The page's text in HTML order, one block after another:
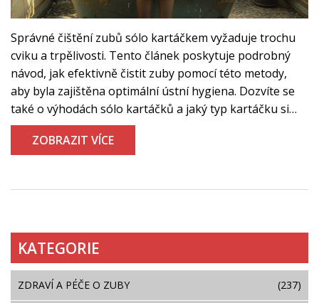
Správné čištění zubů sólo kartáčkem vyžaduje trochu
cviku a trpělivosti. Tento článek poskytuje podrobný
návod, jak efektivně čistit zuby pomocí této metody,
aby byla zajištěna optimální ústní hygiena. Dozvíte se
také o výhodách sólo kartáčků a jaký typ kartáčku si
vybrat. Užijte si zdravý a zářivý úsměv s našimi
praktickými tipy.
ZOBRAZIT VÍCE
KATEGORIE
ZDRAVÍ A PÉČE O ZUBY (237)